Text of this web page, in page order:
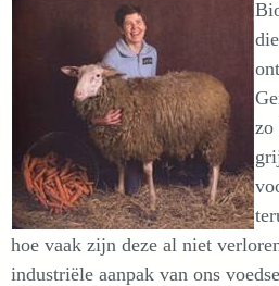
zo
hoe vaak zijn deze al niet
industriële aanpak van ons